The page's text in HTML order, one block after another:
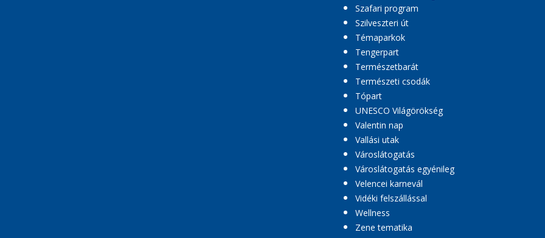
Szafari program
Szilveszteri út
Témaparkok
Tengerpart
Természetbarát
Természeti csodák
Tópart
UNESCO Világörökség
Valentin nap
Vallási utak
Városlátogatás
Városlátogatás egyénileg
Velencei karnevál
Vidéki felszállással
Wellness
Zene tematika